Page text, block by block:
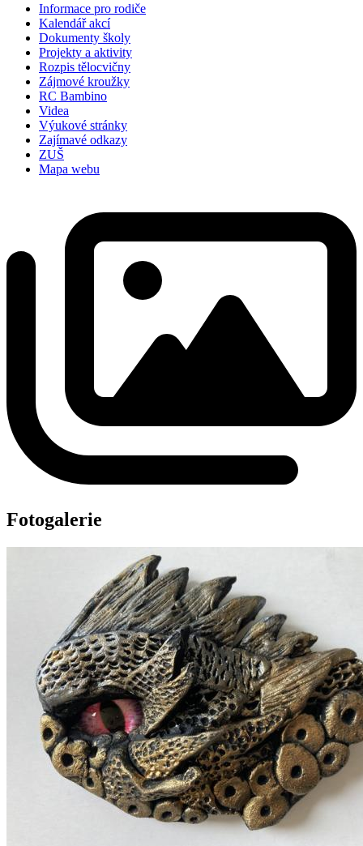
Informace pro rodiče
Kalendář akcí
Dokumenty školy
Projekty a aktivity
Rozpis tělocvičny
Zájmové kroužky
RC Bambino
Videa
Výukové stránky
Zajímavé odkazy
ZUŠ
Mapa webu
Fotogalerie